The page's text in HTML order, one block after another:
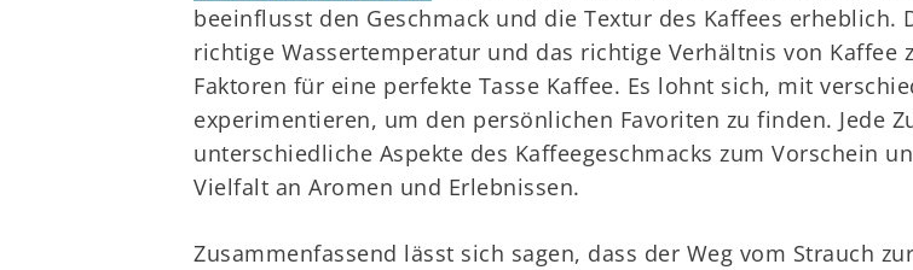
beeinflusst den Geschmack und die Textur des Kaffees erheblich.
richtige Wassertemperatur und das richtige Verhältnis von Kaffee
Faktoren für eine perfekte Tasse Kaffee. Es lohnt sich, mit
experimentieren, um den persönlichen Favoriten zu finden. Jede
unterschiedliche Aspekte des Kaffeegeschmacks zum Vorschein
Vielfalt an Aromen und Erlebnissen.
Zusammenfassend lässt sich sagen, dass der Weg vom Strauch